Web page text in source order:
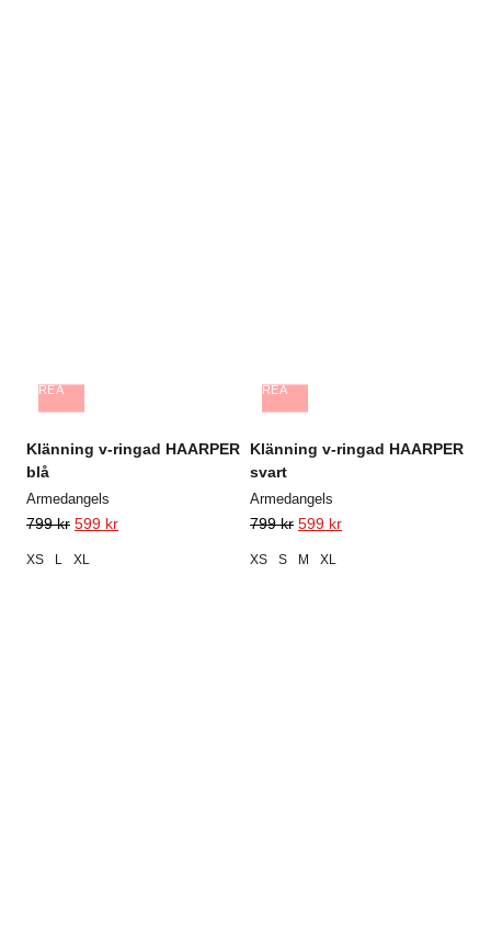
REA
Klänning v-ringad HAARPER
blå
Armedangels
799kr 599 kr
XS L XL
REA
Klänning v-ringad HAARPER
svart
Armedangels
799kr 599 kr
XS S M XL